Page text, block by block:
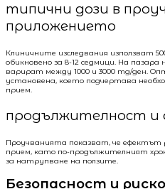
типични дози в
приложението
Клиничните изследвания използват
обикновено за 8-12 седмици. На
варират между 1000 и 3000 mg/ден.
установена, което подчертава
прием.
продължителност и
Проучванията показват, че ефектът
прием, като по-продължителният
за натрупване на ползите.
Безопасност и